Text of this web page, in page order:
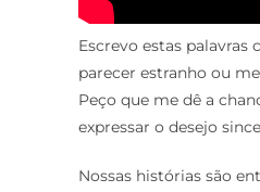
Escrevo estas
parecer estranho ou
Peço que me dê a
expressar o desejo
Nossas histórias são